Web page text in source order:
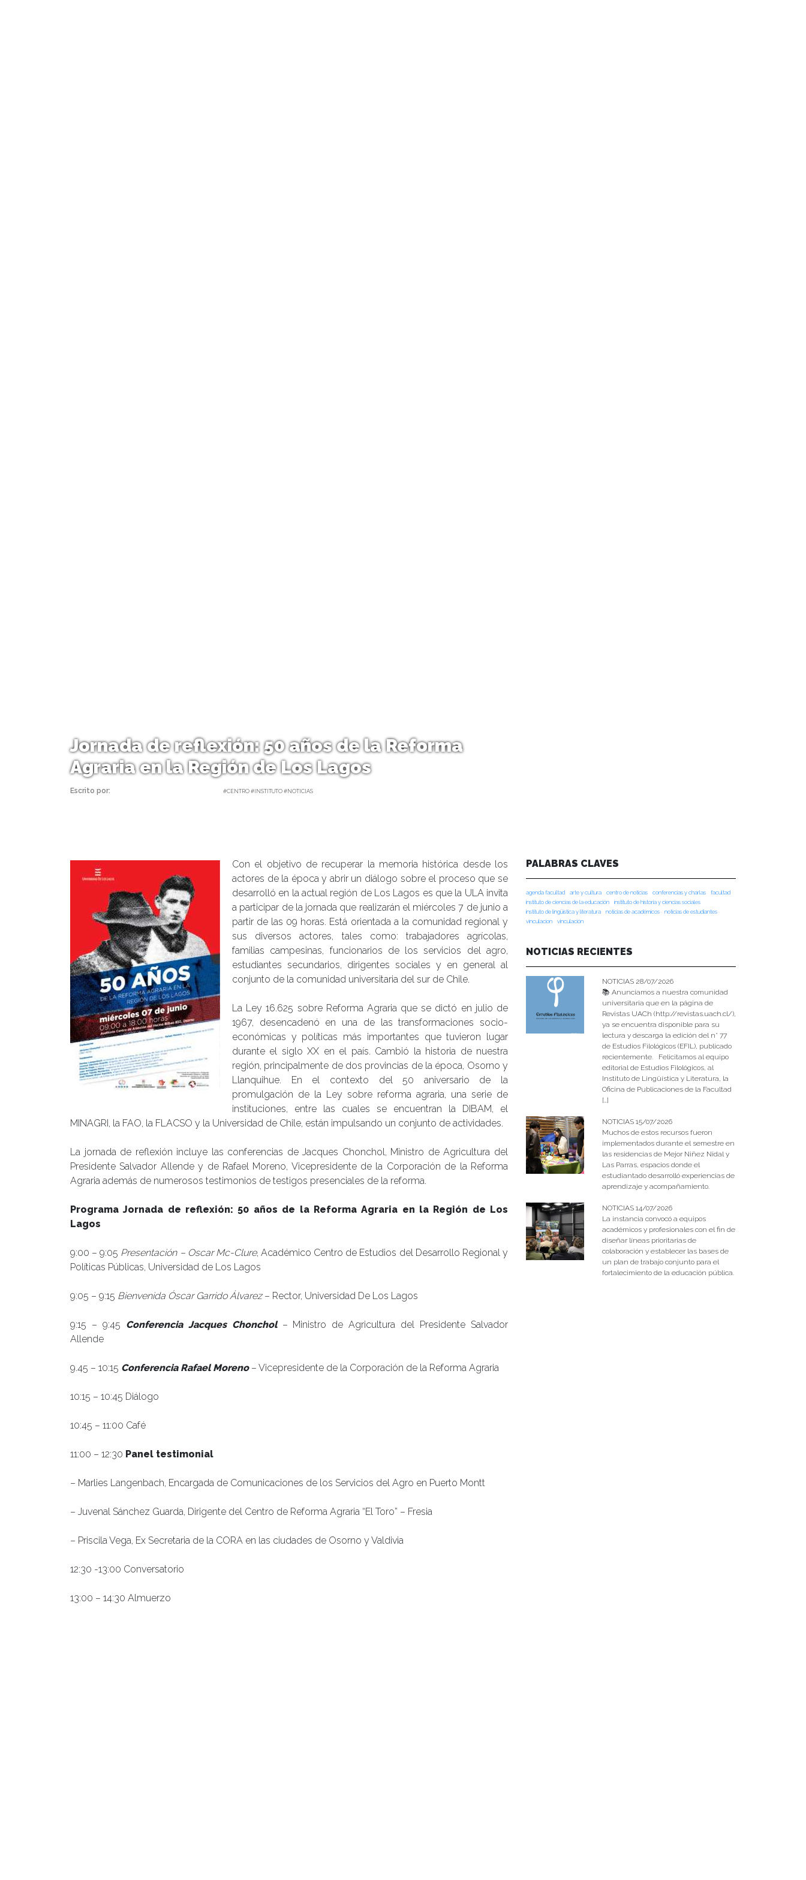
Jornada de reflexión: 50 años de la Reforma
Agraria en la Región de Los Lagos
Escrito por: #CENTRO #INSTITUTO #NOTICIAS
Con el objetivo de recuperar la memoria histórica desde los
actores de la época y abrir un diálogo sobre el proceso que se
desarrolló en la actual región de Los Lagos es que la ULA invita
a participar de la jornada que realizarán el miércoles 7 de junio a
partir de las 09 horas. Está orientada a la comunidad regional y
sus diversos actores, tales como: trabajadores agrícolas,
familias campesinas, funcionarios de los servicios del agro,
estudiantes secundarios, dirigentes sociales y en general al
conjunto de la comunidad universitaria del sur de Chile.
La Ley 16.625 sobre Reforma Agraria que se dictó en julio de
1967, desencadenó en una de las transformaciones socio-
económicas y políticas más importantes que tuvieron lugar
durante el siglo XX en el país. Cambió la historia de nuestra
región, principalmente de dos provincias de la época, Osorno y
Llanquihue. En el contexto del 50 aniversario de la
promulgación de la Ley sobre reforma agraria, una serie de
instituciones, entre las cuales se encuentran la DIBAM, el
MINAGRI, la FAO, la FLACSO y la Universidad de Chile, están impulsando un conjunto de actividades.
La jornada de reflexión incluye las conferencias de Jacques Chonchol, Ministro de Agricultura del
Presidente Salvador Allende y de Rafael Moreno, Vicepresidente de la Corporación de la Reforma
Agraria además de numerosos testimonios de testigos presenciales de la reforma.
Programa Jornada de reflexión: 50 años de la Reforma Agraria en la Región de Los
Lagos
9:00 – 9:05 Presentación – Oscar Mc-Clure, Académico Centro de Estudios del Desarrollo Regional y
Políticas Públicas, Universidad de Los Lagos
9:05 – 9:15 Bienvenida Óscar Garrido Álvarez– Rector, Universidad De Los Lagos
9:15 – 9:45 Conferencia Jacques Chonchol– Ministro de Agricultura del Presidente Salvador
Allende
9.45 – 10:15 Conferencia Rafael Moreno– Vicepresidente de la Corporación de la Reforma Agraria
10:15 – 10:45 Diálogo
10:45 – 11:00 Café
11:00 – 12:30 Panel testimonial
– Marlies Langenbach, Encargada de Comunicaciones de los Servicios del Agro en Puerto Montt
– Juvenal Sánchez Guarda, Dirigente del Centro de Reforma Agraria “El Toro” – Fresia
– Priscila Vega, Ex Secretaria de la CORA en las ciudades de Osorno y Valdivia
12:30 -13:00 Conversatorio
13:00 – 14:30 Almuerzo
PALABRAS CLAVES
agenda facultad arte y cultura centro de noticias conferencias y charlas
facultad
instituto de ciencias de la educación
instituto de historia y ciencias sociales
instituto de lingüística y literatura
noticias de académicos
noticias de estudiantes
vinculacion
vinculación
NOTICIAS RECIENTES
NOTICIAS 28/07/2026
📚 Anunciamos a nuestra comunidad
universitaria que en la página de
Revistas UACh (http://revistas.uach.cl/),
ya se encuentra disponible para su
lectura y descarga la edición del n° 77
de Estudios Filológicos (EFIL), publicado
recientemente. Felicitamos al equipo
editorial de Estudios Filológicos, al
Instituto de Lingüística y Literatura, la
Oficina de Publicaciones de la Facultad
[…]
NOTICIAS 15/07/2026
Muchos de estos recursos fueron
implementados durante el semestre en
las residencias de Mejor Niñez Nidal y
Las Parras, espacios donde el
estudiantado desarrolló experiencias de
aprendizaje y acompañamiento.
NOTICIAS 14/07/2026
La instancia convocó a equipos
académicos y profesionales con el fin de
diseñar líneas prioritarias de
colaboración y establecer las bases de
un plan de trabajo conjunto para el
fortalecimiento de la educación pública.